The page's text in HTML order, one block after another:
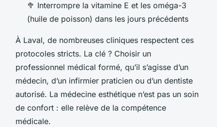
🥦 Interrompre la vitamine E et les oméga-3
(huile de poisson) dans les jours précédents
À Laval, de nombreuses cliniques respectent ces
protocoles stricts. La clé ? Choisir un
professionnel médical formé, qu’il s’agisse d’un
médecin, d’un infirmier praticien ou d’un dentiste
autorisé. La médecine esthétique n’est pas un soin
de confort : elle relève de la compétence
médicale.